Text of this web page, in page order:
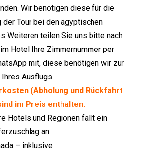
Wir benötigen diese für die
der Tour bei den ägyptischen
Weiteren teilen Sie uns bitte nach
Hotel Ihre Zimmernummer per
mit, diese benötigen wir zur
Ihres Ausflugs.
(Abholung und Rückfahrt
im Preis enthalten.
Hotels und Regionen fällt ein
an.
– inklusive